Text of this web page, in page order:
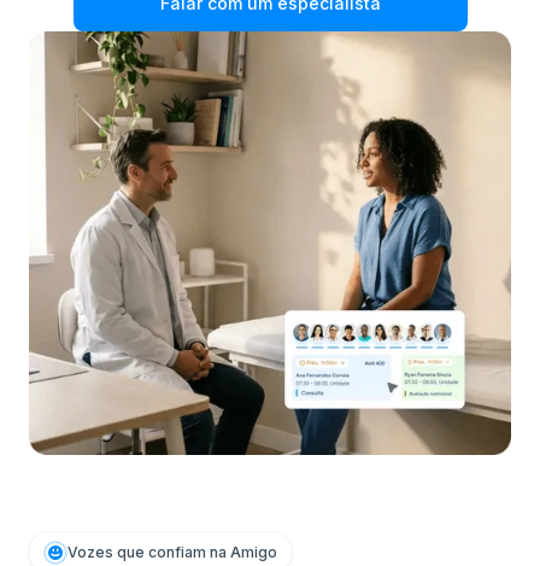
Vozes que confiam na Amigo